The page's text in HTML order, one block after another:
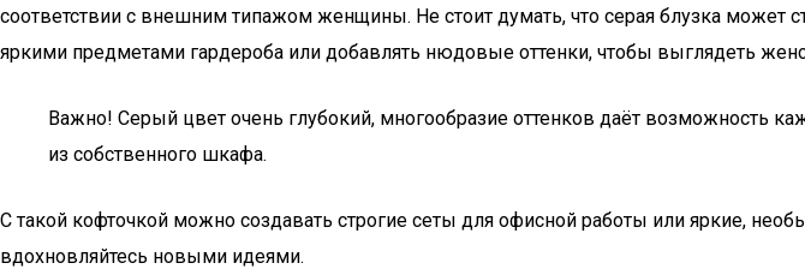
соответствии с внешним типажом женщины. Не стоит думать, что серая блузка может
яркими предметами гардероба или добавлять нюдовые оттенки, чтобы выглядеть
Важно! Серый цвет очень глубокий, многообразие оттенков даёт возможность
из собственного шкафа.
С такой кофточкой можно создавать строгие сеты для офисной работы или яркие,
вдохновляйтесь новыми идеями.